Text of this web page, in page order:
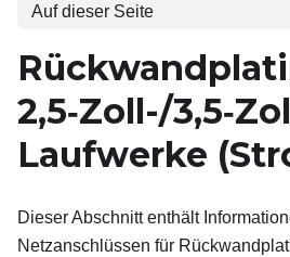
Auf dieser Seite
2,5‑Zoll-/
Laufwerke
Dieser Abschnitt enthält
Netzanschlüssen für